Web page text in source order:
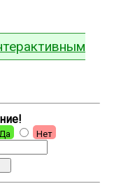
Да
Нет